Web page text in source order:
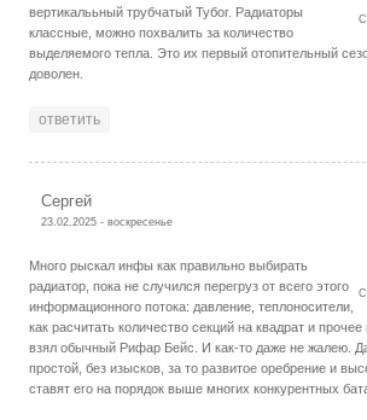
вертикалььный трубчатый Тубог. Радиаторы
классные, можно похвалить за количество
выделяемого тепла. Это их первый отопительный
доволен.
ответить
Сергей
23.02.2025 - воскресенье
Много рыскал инфы как правильно выбирать
радиатор, пока не случился перегруз от всего этого
информационного потока: давление, теплоносители,
как расчитать количество секций на квадрат и
взял обычный Рифар Бейс. И как-то даже не жалею.
простой, без изысков, за то развитое оребрение и
ставят его на порядок выше многих конкурентных